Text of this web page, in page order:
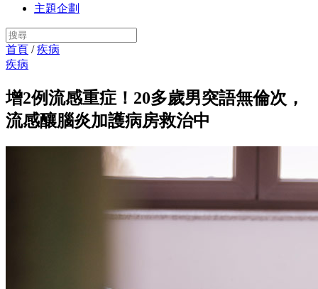
主題企劃
首頁 /疾病
疾病
增2例流感重症！20多歲男突語無倫次，
流感釀腦炎加護病房救治中